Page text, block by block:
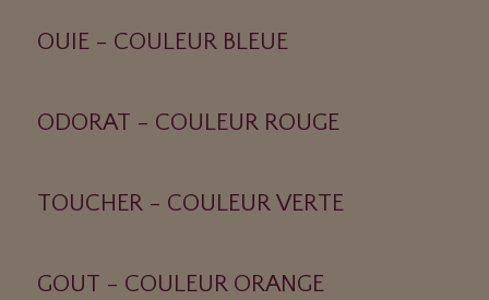
OUIE - COULEUR BLEUE
ODORAT - COULEUR ROUGE
TOUCHER - COULEUR VERTE
GOUT - COULEUR ORANGE